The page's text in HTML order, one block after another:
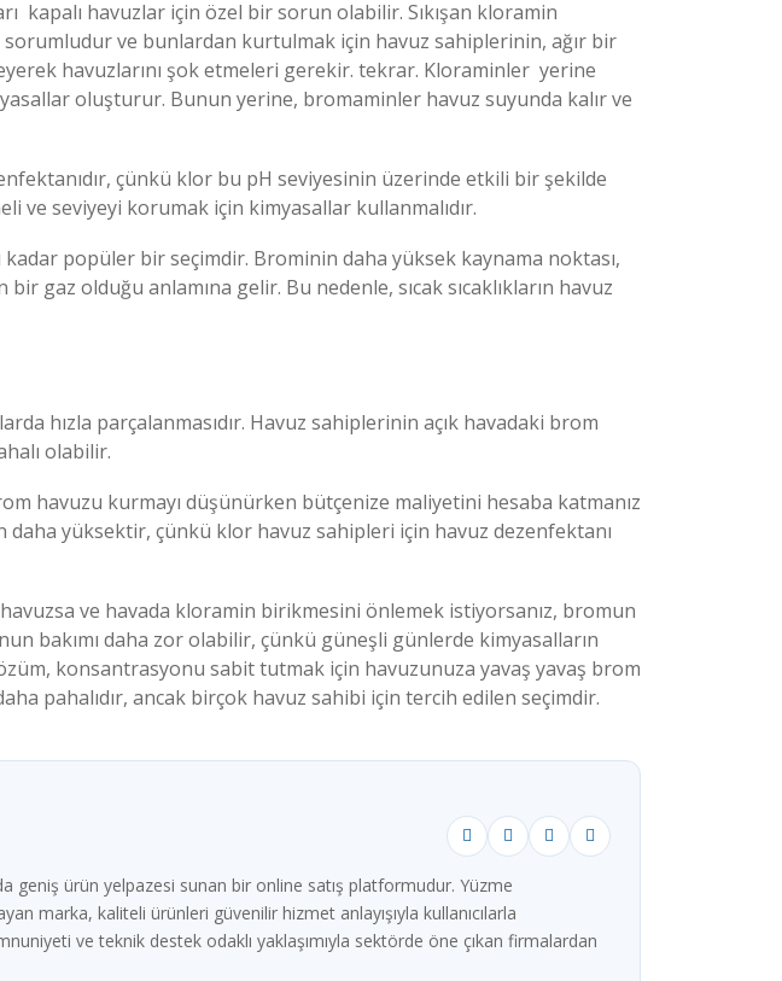
kapalı havuzlar için özel bir sorun olabilir. Sıkışan kloramin
ve bunlardan kurtulmak için havuz sahiplerinin, ağır bir
havuzlarını şok etmeleri gerekir. tekrar. Kloraminler yerine
oluşturur. Bunun yerine, bromaminler havuz suyunda kalır ve
çünkü klor bu pH seviyesinin üzerinde etkili bir şekilde
ve seviyeyi korumak için kimyasallar kullanmalıdır.
popüler bir seçimdir. Brominin daha yüksek kaynama noktası,
gaz olduğu anlamına gelir. Bu nedenle, sıcak sıcaklıkların havuz
hızla parçalanmasıdır. Havuz sahiplerinin açık havadaki brom
olabilir.
havuzu kurmayı düşünürken bütçenize maliyetini hesaba katmanız
daha yüksektir, çünkü klor havuz sahipleri için havuz dezenfektanı
ve havada kloramin birikmesini önlemek istiyorsanız, bromun
bakımı daha zor olabilir, çünkü güneşli günlerde kimyasalların
konsantrasyonu sabit tutmak için havuzunuza yavaş yavaş brom
pahalıdır, ancak birçok havuz sahibi için tercih edilen seçimdir.
geniş ürün yelpazesi sunan bir online satış platformudur. Yüzme
marka, kaliteli ürünleri güvenilir hizmet anlayışıyla kullanıcılarla
ve teknik destek odaklı yaklaşımıyla sektörde öne çıkan firmalardan